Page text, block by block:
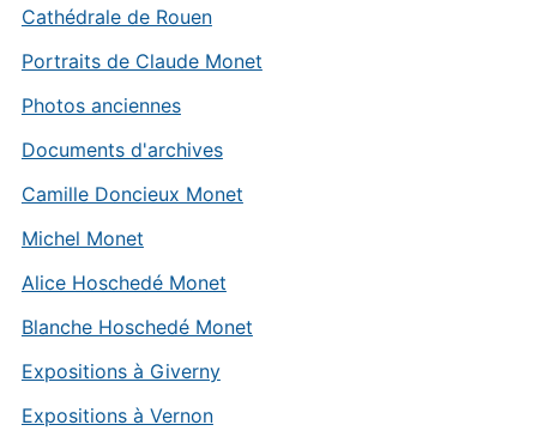
Cathédrale de Rouen
Portraits de Claude Monet
Photos anciennes
Documents d'archives
Camille Doncieux Monet
Michel Monet
Alice Hoschedé Monet
Blanche Hoschedé Monet
Expositions à Giverny
Expositions à Vernon